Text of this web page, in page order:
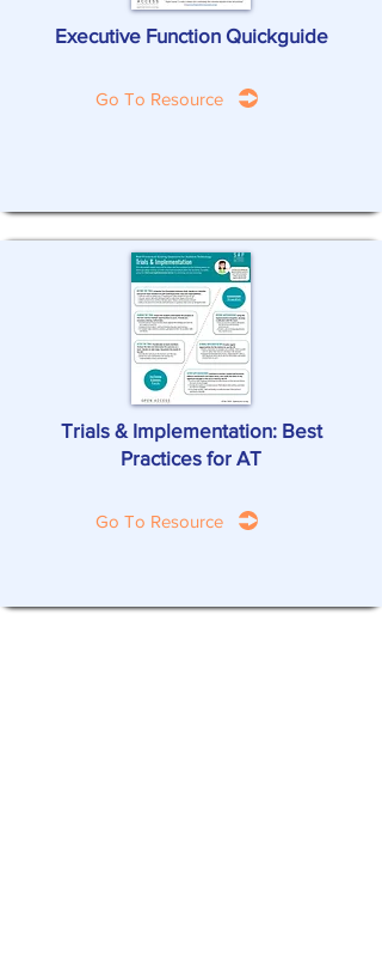
Executive Function Quickguide
Go To Resource
Trials & Implementation: Best
Practices for AT
Go To Resource